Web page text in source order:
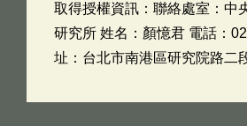
取得授權資訊：聯絡處室：中
研究所 姓名：顏憶君 電話：
址：台北市南港區研究院路二